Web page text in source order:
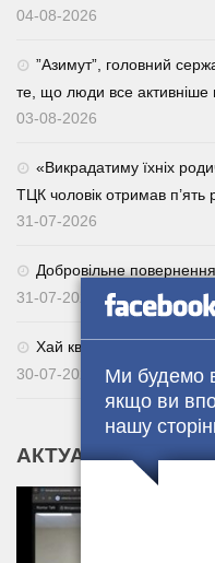
Ми будемо
якщо ви
нашу
04-08-2026
⁨”Азимут”, головний
те, що люди все активніше
03-08-2026
«Викрадатиму їхніх
ТЦК чоловік отримав п’ять
31-07-2026
Добровільне
31-07-2026
Хай квітне українське
30-07-2026
АКТУАЛЬНІ